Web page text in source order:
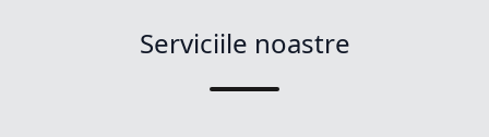
Serviciile noastre